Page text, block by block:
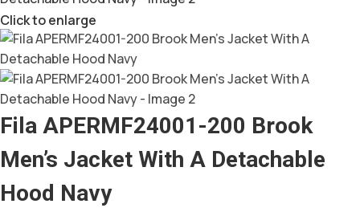
Click to enlarge
Fila APERMF24001-200 Brook
Men’s Jacket With A Detachable
Hood Navy